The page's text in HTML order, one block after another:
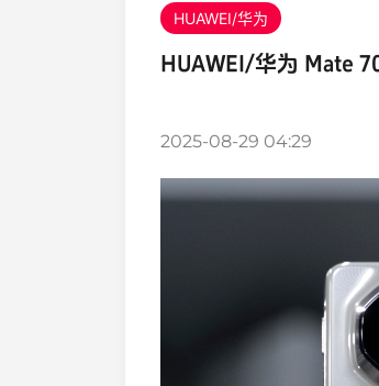
HUAWEI/华为
HUAWEI/华为 Mate
2025-08-29 04:29